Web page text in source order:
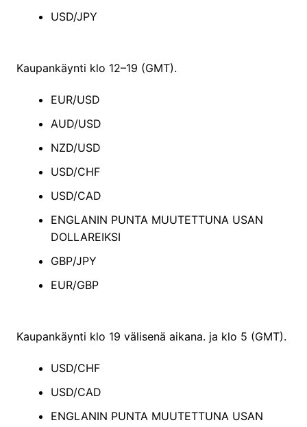
USD/JPY
Kaupankäynti klo 12–19 (GMT).
EUR/USD
AUD/USD
NZD/USD
USD/CHF
USD/CAD
ENGLANIN PUNTA MUUTETTUNA USAN
DOLLAREIKSI
GBP/JPY
EUR/GBP
Kaupankäynti klo 19 välisenä aikana. ja klo 5 (GMT).
USD/CHF
USD/CAD
ENGLANIN PUNTA MUUTETTUNA USAN